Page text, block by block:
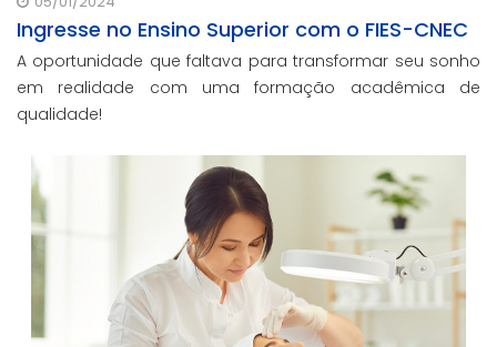
Ingresse no Ensino Superior com o FIES-CNEC
A oportunidade que faltava para transformar seu sonho
em realidade com uma formação acadêmica de
qualidade!